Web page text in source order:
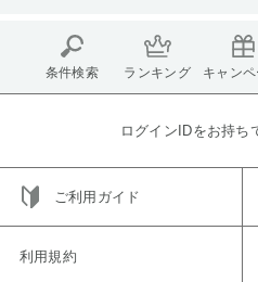
条件検索 ランキング キャン
ログインIDをお持ち
ご利用ガイド
利用規約